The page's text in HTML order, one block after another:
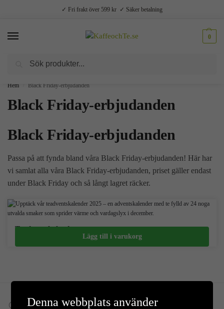
✓ Fri frakt över 599 kr ✓ Säker betalning
0
Välsmakande vardagslyx –
Hem Black Friday-erbjudanden
Black Friday-erbjudanden
Black Friday-erbjudanden
Passa på att fynda bland våra Black Friday-erbjudanden! Här har
vi samlat alla våra Black Friday-erbjudanden, priset gäller endast
under Black Friday och så långt lagret räcker.
Teadventskalender
Lägg till i varukorg
Fri frakt till DHL ombud
Denna webbplats använder